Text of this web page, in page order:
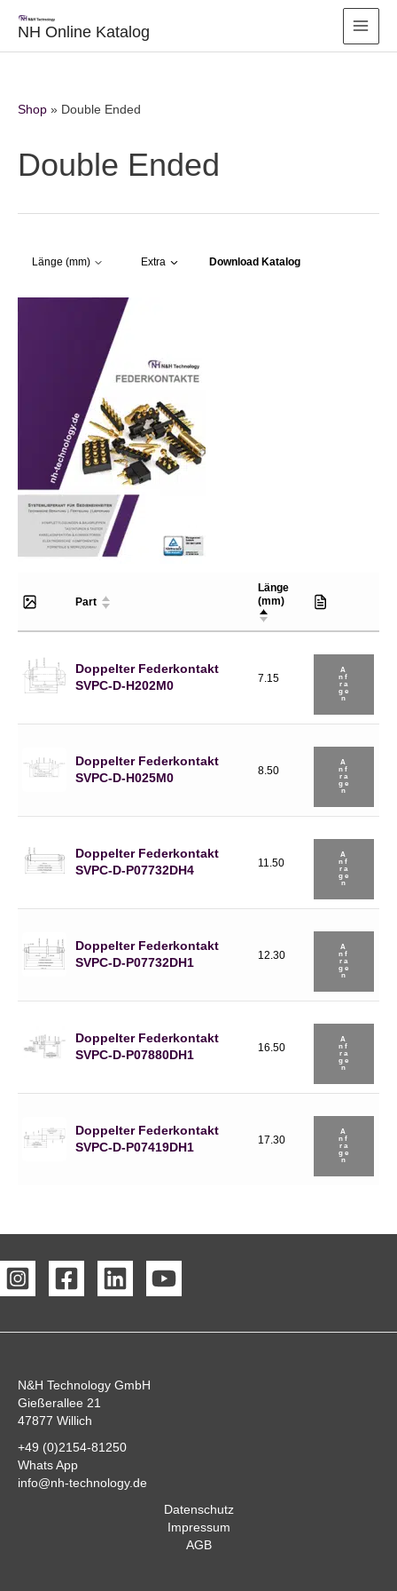
InhaltNH Online Katalog
Shop » Double Ended
Double Ended
Länge (mm) Extra Download Katalog
Part
Länge
(mm)
Doppelter Federkontakt
SVPC-D-H202M0
7.15
A
Nf
Ra
Ge
N
Doppelter Federkontakt
SVPC-D-H025M0
8.50
A
Nf
Ra
Ge
N
Doppelter Federkontakt
SVPC-D-P07732DH4
11.50
A
Nf
Ra
Ge
N
Doppelter Federkontakt
SVPC-D-P07732DH1
12.30
A
Nf
Ra
Ge
N
Doppelter Federkontakt
SVPC-D-P07880DH1
16.50
A
Nf
Ra
Ge
N
Doppelter Federkontakt
SVPC-D-P07419DH1
17.30
A
Nf
Ra
Ge
N
N&H Technology GmbH
Gießerallee 21
47877 Willich
+49 (0)2154-81250
Whats App
info@nh-technology.de
Datenschutz
Impressum
AGB